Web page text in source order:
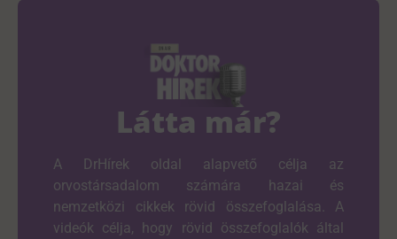
Látta már?
A DrHírek oldal alapvető célja az
orvostársadalom számára hazai és
nemzetközi cikkek rövid összefoglalása. A
videók célja, hogy rövid összefoglalók által